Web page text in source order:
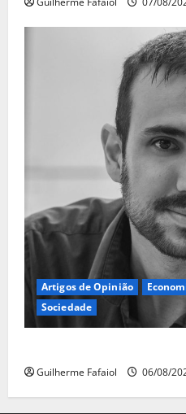
Artigos de Opinião
Sociedade
Guilherme Fafaiol 06/08/